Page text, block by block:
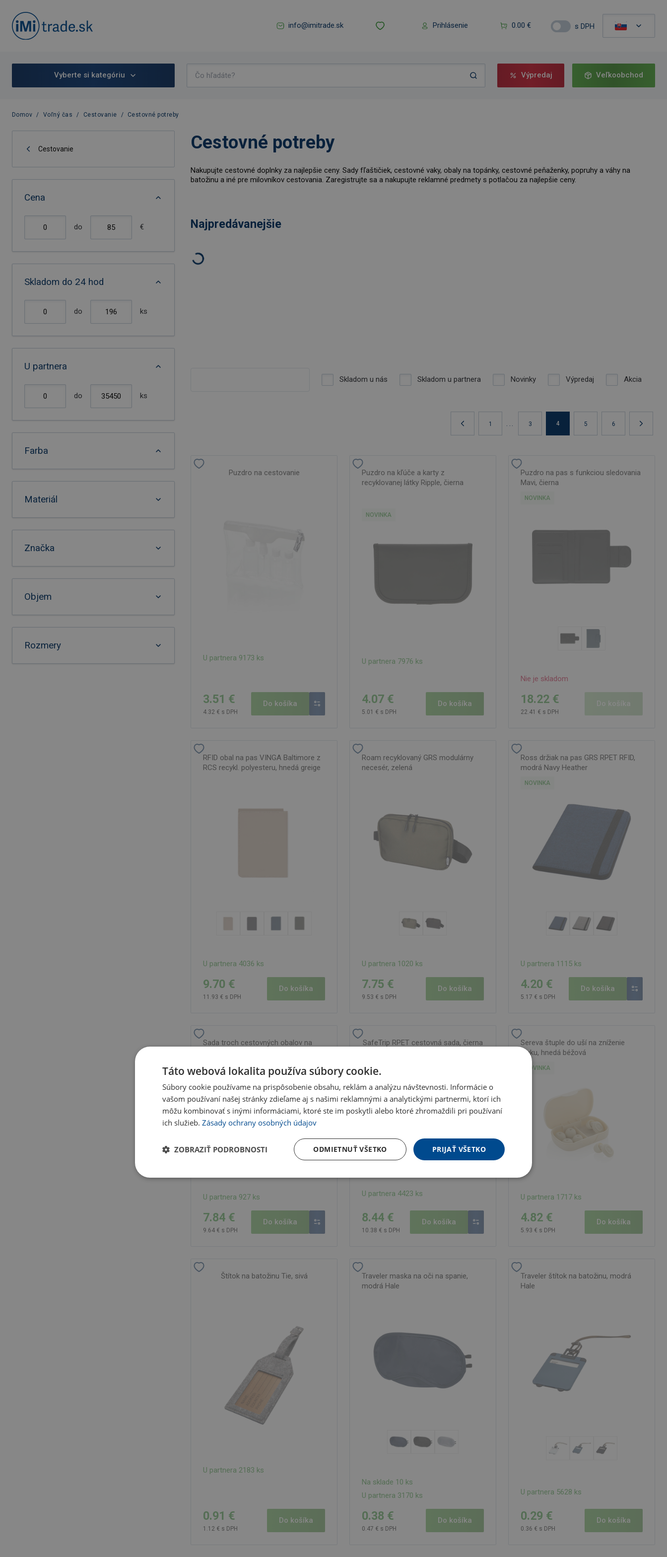
info@imitrade.sk Prihlásenie 0.00 € s DPH
Vyberte si kategóriu Výpredaj Veľkoobchod
Domov / Voľný čas / Cestovanie / Cestovné potreby
Cestovanie
Cena
do €
Skladom do 24 hod
do ks
U partnera
do ks
Farba
Materiál
Značka
Objem
Rozmery
Cestovné potreby
Nakupujte cestovné doplnky za najlepšie ceny. Sady fľaštičiek, cestovné vaky, obaly na topánky, cestovné peňaženky, popruhy a váhy na
batožinu a iné pre milovníkov cestovania. Zaregistrujte sa a nakupujte reklamné predmety s potlačou za najlepšie ceny.
Najpredávanejšie
Skladom u nás Skladom u partnera Novinky Výpredaj Akcia
1 3 4 5 6
Puzdro na cestovanie
U partnera 9173 ks
3.51 €
4.32 € s DPH
Do košíka
Puzdro na kľúče a karty z
recyklovanej látky Ripple, čierna
NOVINKA
U partnera 7976 ks
4.07 €
5.01 € s DPH
Do košíka
Puzdro na pas s funkciou sledovania
Mavi, čierna
NOVINKA
Nie je skladom
18.22 €
22.41 € s DPH
Do košíka
RFID obal na pas VINGA Baltimore z
RCS recykl. polyesteru, hnedá greige
U partnera 4036 ks
9.70 €
11.93 € s DPH
Do košíka
Roam recyklovaný GRS modulárny
necesér, zelená
U partnera 1020 ks
7.75 €
9.53 € s DPH
Do košíka
Ross držiak na pas GRS RPET RFID,
modrá Navy Heather
NOVINKA
U partnera 1115 ks
4.20 €
5.17 € s DPH
Do košíka
Sada troch cestovných obalov na
U partnera 927 ks
7.84 €
9.64 € s DPH
Do košíka
SafeTrip RPET cestovná sada, čierna
U partnera 4423 ks
8.44 €
10.38 € s DPH
Do košíka
Sereva štuple do uší na zníženie
hluku, hnedá béžová
NOVINKA
U partnera 1717 ks
4.82 €
5.93 € s DPH
Do košíka
Štítok na batožinu Tie, sivá
U partnera 2183 ks
0.91 €
1.12 € s DPH
Do košíka
Traveler maska ​​na oči na spanie,
modrá Hale
Na sklade 10 ks
U partnera 3170 ks
0.38 €
0.47 € s DPH
Do košíka
Traveler štítok na batožinu, modrá
Hale
U partnera 5628 ks
0.29 €
0.36 € s DPH
Do košíka
Táto webová lokalita používa súbory cookie.
Súbory cookie používame na prispôsobenie obsahu, reklám a analýzu návštevnosti. Informácie o
vašom používaní našej stránky zdieľame aj s našimi reklamnými a analytickými partnermi, ktorí ich
môžu kombinovať s inými informáciami, ktoré ste im poskytli alebo ktoré zhromaždili pri používaní
ich služieb. Zásady ochrany osobných údajov
PRIJAŤ VŠETKO
ODMIETNUŤ VŠETKO
ZOBRAZIŤ PODROBNOSTI